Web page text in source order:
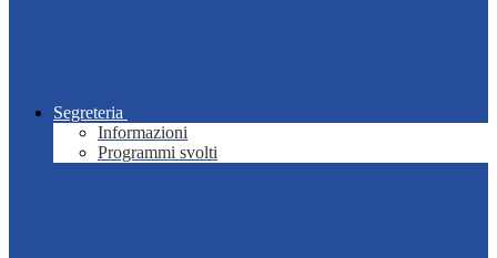
Segreteria
Informazioni
Programmi svolti